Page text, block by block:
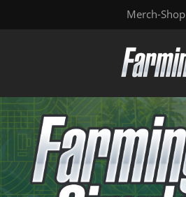
Merch-Shop